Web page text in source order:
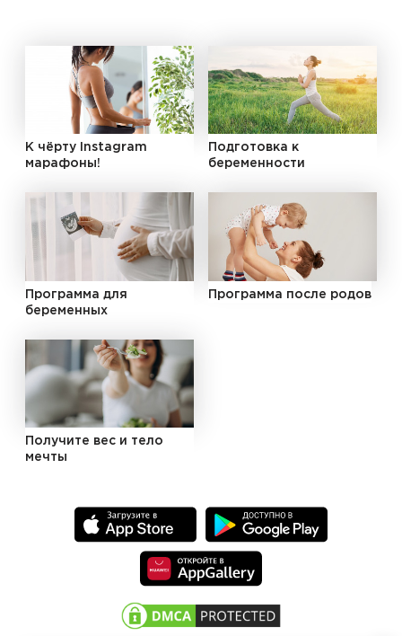
К чёрту Instagram
марафоны!
Подготовка к
беременности
Программа для
беременных
Программа после родов
Получите вес и тело
мечты